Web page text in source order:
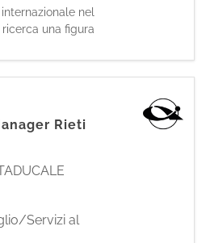
nel
una figura
a, con
attività: -
ciclo passivo (e.g.
CEE ed Extra CEE); -
acquisto merce; -
del ci
Rieti
Servizi al